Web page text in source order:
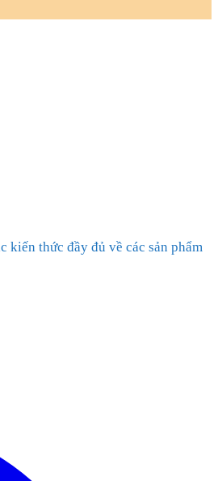
kiến thức đầy đủ về các sản phẩm